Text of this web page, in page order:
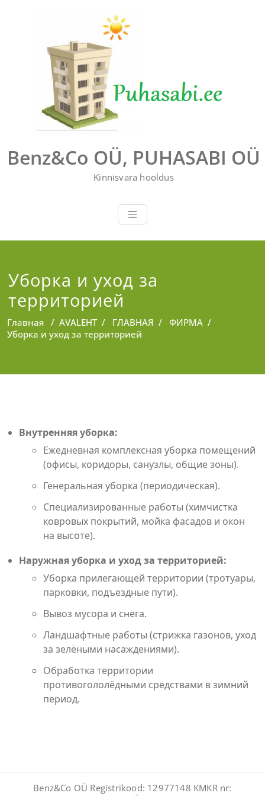
Benz&Co OÜ, PUHASABI OÜ
Kinnisvara hooldus
Уборка и уход за
территорией
Главная / AVALEHT/ ГЛАВНАЯ / ФИРМА /
Уборка и уход за территорией
Внутренняя уборка:
Ежедневная комплексная уборка помещений
(офисы, коридоры, санузлы, общие зоны).
Генеральная уборка (периодическая).
Специализированные работы (химчистка
ковровых покрытий, мойка фасадов и окон
на высоте).
Наружная уборка и уход за территорией:
Уборка прилегающей территории (тротуары,
парковки, подъездные пути).
Вывоз мусора и снега.
Ландшафтные работы (стрижка газонов, уход
за зелёными насаждениями).
Обработка территории
противогололёдными средствами в зимний
период.
Benz&Co OÜ Registrikood: 12977148 KMKR nr: